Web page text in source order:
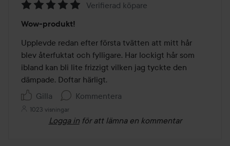
5
av
5
Verifierad köpare
Wow-produkt!
Upplevde redan efter första tvätten att mitt hår
blev återfuktat och fylligare. Har lockigt hår som
ibland kan bli lite frizzigt vilken jag tyckte den
dämpade. Doftar härligt.
Gilla
Kommentera
1023 visningar
Logga in för att lämna en kommentar